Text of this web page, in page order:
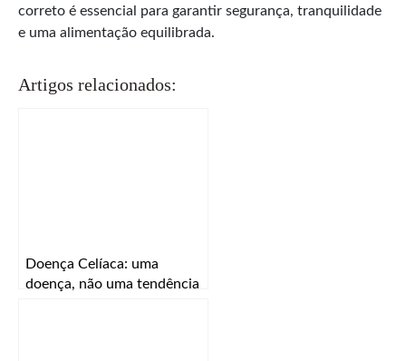
correto é essencial para garantir segurança, tranquilidade
e uma alimentação equilibrada.
Artigos relacionados:
Doença Celíaca: uma
doença, não uma tendência